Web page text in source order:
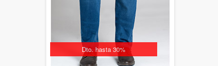
Dto. hasta 30%